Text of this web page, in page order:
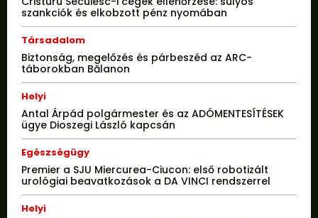
szankciók és elkobzott pénz nyomában
Társadalom
Biztonság, megelőzés és párbeszéd az ARC-
táborokban Bălanon
Helyi
Antal Árpád polgármester és az ADÓMENTESÍTÉSEK
ügye Dioszegi László kapcsán
Egészségügy
Premier a SJU Miercurea-Ciucon: első robotizált
urológiai beavatkozások a DA VINCI rendszerrel
Helyi